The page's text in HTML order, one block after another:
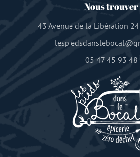
Nous trouver
43 Avenue de la Libération
05 47 45 93 48